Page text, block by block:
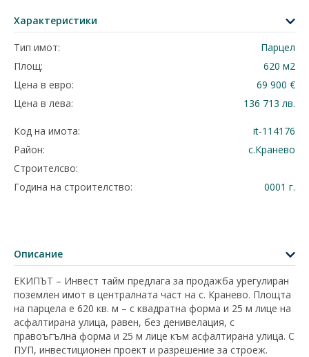
Характеристики
Тип имот:
Парцел
Площ:
620 м2
Цена в евро:
69 900 €
Цена в лева:
136 713 лв.
Код на имота:
it-114176
Район:
с.Кранево
Строителсво:
Година на строителство:
0001 г.
Описание
ЕКИПЪТ – Инвест тайм предлага за продажба урегулиран
поземлен имот в централната част на с. Кранево. Площта
на парцела е 620 кв. м – с квадратна форма и 25 м лице на
асфалтирана улица, равен, без денивелация, с
правоъгълна форма и 25 м лице към асфалтирана улица. С
ПУП, инвестиционен проект и разрешение за строеж.